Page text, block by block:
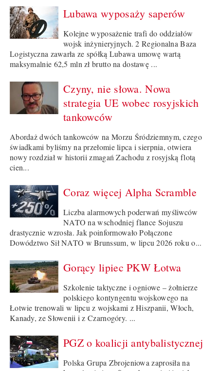
Lubawa wyposaży saperów
Kolejne wyposażenie trafi do oddziałów
wojsk inżynieryjnych. 2 Regionalna Baza
Logistyczna zawarła ze spółką Lubawa umowę wartą
maksymalnie 62,5 mln zł brutto na dostawę ...
Czyny, nie słowa. Nowa
strategia UE wobec rosyjskich
tankowców
Abordaż dwóch tankowców na Morzu Śródziemnym, czego
świadkami byliśmy na przełomie lipca i sierpnia, otwiera
nowy rozdział w historii zmagań Zachodu z rosyjską flotą
cien...
Coraz więcej Alpha Scramble
Liczba alarmowych poderwań myśliwców
NATO na wschodniej flance Sojuszu
drastycznie wzrosła. Jak poinformowało Połączone
Dowództwo Sił NATO w Brunssum, w lipcu 2026 roku o...
Gorący lipiec PKW Łotwa
Szkolenie taktyczne i ogniowe – żołnierze
polskiego kontyngentu wojskowego na
Łotwie trenowali w lipcu z wojskami z Hiszpanii, Włoch,
Kanady, ze Słowenii i z Czarnogóry. ...
PGZ o koalicji antybalistycznej
Polska Grupa Zbrojeniowa zaprosiła na